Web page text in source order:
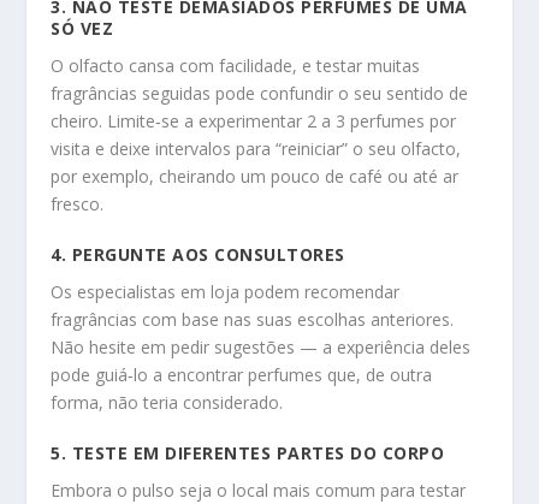
3. NÃO TESTE DEMASIADOS PERFUMES DE UMA
SÓ VEZ
O olfacto cansa com facilidade, e testar muitas
fragrâncias seguidas pode confundir o seu sentido de
cheiro. Limite‑se a experimentar 2 a 3 perfumes por
visita e deixe intervalos para “reiniciar” o seu olfacto,
por exemplo, cheirando um pouco de café ou até ar
fresco.
4. PERGUNTE AOS CONSULTORES
Os especialistas em loja podem recomendar
fragrâncias com base nas suas escolhas anteriores.
Não hesite em pedir sugestões — a experiência deles
pode guiá‑lo a encontrar perfumes que, de outra
forma, não teria considerado.
5. TESTE EM DIFERENTES PARTES DO CORPO
Embora o pulso seja o local mais comum para testar